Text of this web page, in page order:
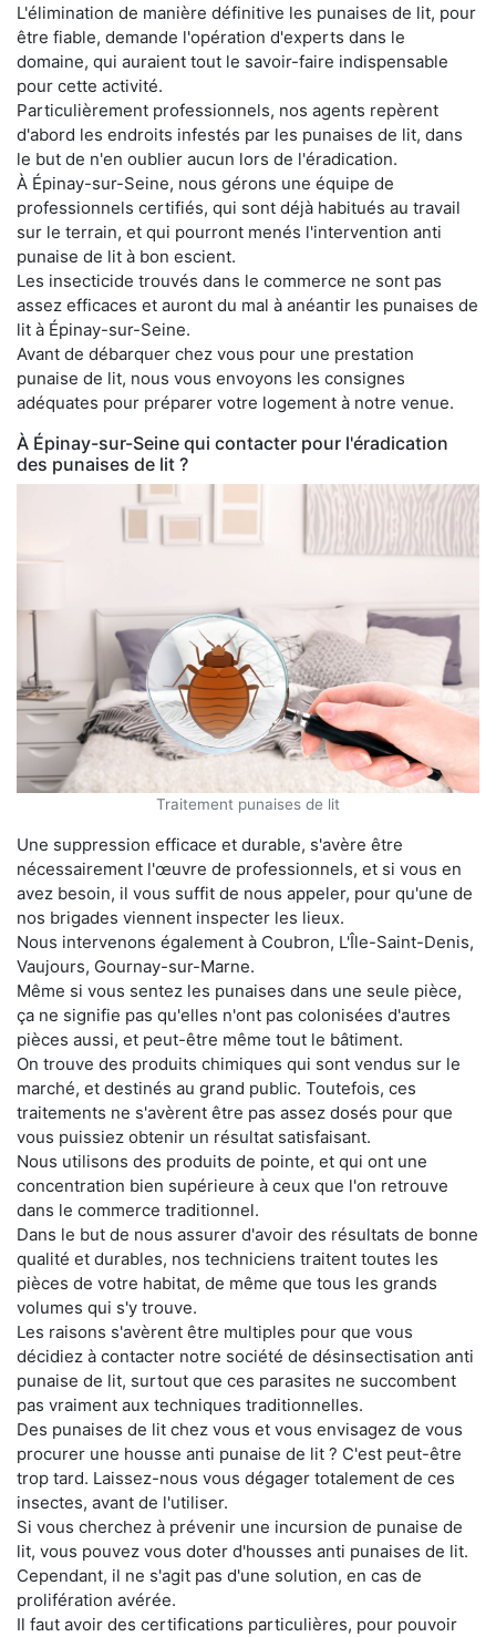
L'élimination de manière définitive les punaises de lit, pour
être fiable, demande l'opération d'experts dans le
domaine, qui auraient tout le savoir-faire indispensable
pour cette activité.
Particulièrement professionnels, nos agents repèrent
d'abord les endroits infestés par les punaises de lit, dans
le but de n'en oublier aucun lors de l'éradication.
À Épinay-sur-Seine, nous gérons une équipe de
professionnels certifiés, qui sont déjà habitués au travail
sur le terrain, et qui pourront menés l'intervention anti
punaise de lit à bon escient.
Les insecticide trouvés dans le commerce ne sont pas
assez efficaces et auront du mal à anéantir les punaises de
lit à Épinay-sur-Seine.
Avant de débarquer chez vous pour une prestation
punaise de lit, nous vous envoyons les consignes
adéquates pour préparer votre logement à notre venue.
À Épinay-sur-Seine qui contacter pour l'éradication
des punaises de lit ?
Traitement punaises de lit
Une suppression efficace et durable, s'avère être
nécessairement l'œuvre de professionnels, et si vous en
avez besoin, il vous suffit de nous appeler, pour qu'une de
nos brigades viennent inspecter les lieux.
Nous intervenons également à Coubron, L'Île-Saint-Denis,
Vaujours, Gournay-sur-Marne.
Même si vous sentez les punaises dans une seule pièce,
ça ne signifie pas qu'elles n'ont pas colonisées d'autres
pièces aussi, et peut-être même tout le bâtiment.
On trouve des produits chimiques qui sont vendus sur le
marché, et destinés au grand public. Toutefois, ces
traitements ne s'avèrent être pas assez dosés pour que
vous puissiez obtenir un résultat satisfaisant.
Nous utilisons des produits de pointe, et qui ont une
concentration bien supérieure à ceux que l'on retrouve
dans le commerce traditionnel.
Dans le but de nous assurer d'avoir des résultats de bonne
qualité et durables, nos techniciens traitent toutes les
pièces de votre habitat, de même que tous les grands
volumes qui s'y trouve.
Les raisons s'avèrent être multiples pour que vous
décidiez à contacter notre société de désinsectisation anti
punaise de lit, surtout que ces parasites ne succombent
pas vraiment aux techniques traditionnelles.
Des punaises de lit chez vous et vous envisagez de vous
procurer une housse anti punaise de lit ? C'est peut-être
trop tard. Laissez-nous vous dégager totalement de ces
insectes, avant de l'utiliser.
Si vous cherchez à prévenir une incursion de punaise de
lit, vous pouvez vous doter d'housses anti punaises de lit.
Cependant, il ne s'agit pas d'une solution, en cas de
prolifération avérée.
Il faut avoir des certifications particulières, pour pouvoir